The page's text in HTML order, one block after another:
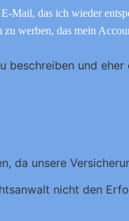
Mail, das ich wieder
werben, das mein
beschreiben und
da unsere
nicht den